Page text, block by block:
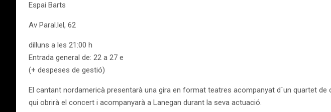
Espai Barts
Av Paral.lel, 62
dilluns a les 21:00 h
Entrada general de: 22 a 27 e
(+ despeses de gestió)
El cantant nordamericà presentarà una gira en format teatres acompanyat d´un quartet
qui obrirà el concert i acompanyarà a Lanegan durant la seva actuació.